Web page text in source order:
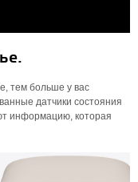
тем больше у вас
датчики состояния
информацию, которая